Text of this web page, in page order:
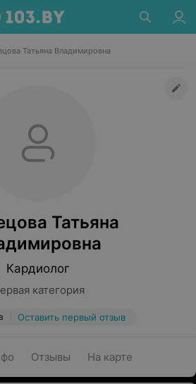
Татьяна Владимировна
Татьяна
Кардиолог
категория
Оставить первый отзыв
Отзывы На карте